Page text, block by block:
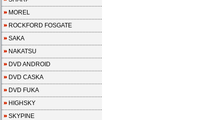
MOREL
ROCKFORD FOSGATE
SAKA
NAKATSU
DVD ANDROID
DVD CASKA
DVD FUKA
HIGHSKY
SKYPINE